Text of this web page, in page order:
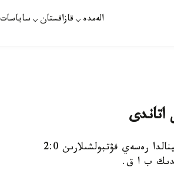
الەمدە قازاقستان ساياسات
اتاندى
استانا. قازاقپارات - يسپانيانىڭ جاسوسپىرىمدەر قۇراما كومانداسى فينالدا رەسەي فۋتبولشىلارىن 2:0
ب ا ق.